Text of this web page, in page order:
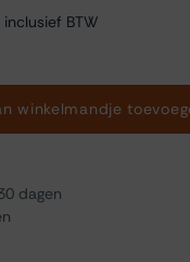
BTW
winkelmandje
dagen